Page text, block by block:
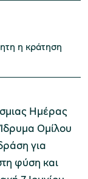
η κράτηση
Ημέρας
Ομίλου
για
φύση και